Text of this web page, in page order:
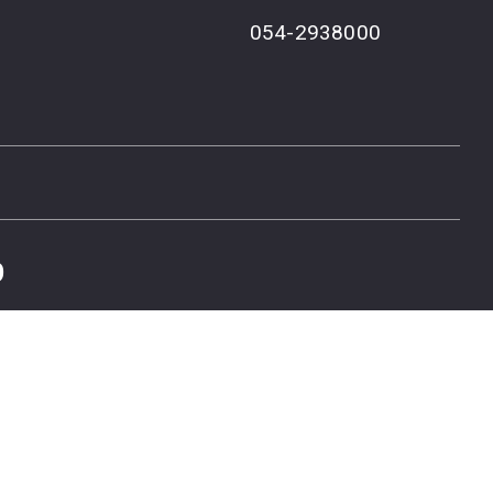
054-2938000